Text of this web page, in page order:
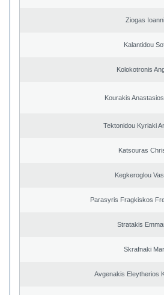
Ziogas
Kalantidou
Kolokotronis
Kourakis
Tektonidou Kyriaki
Katsouras
Kegkeroglou
Parasyris Fragkiskos
Stratakis
Skrafnaki
Avgenakis Eleytherios